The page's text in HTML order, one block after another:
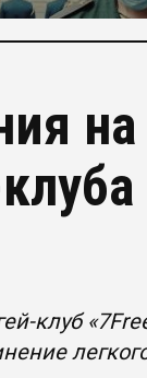
на
клуб